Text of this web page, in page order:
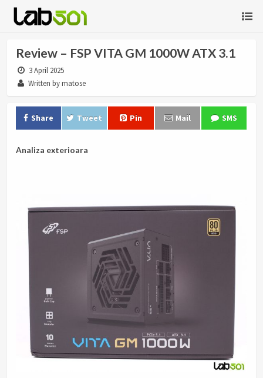
Review – FSP VITA GM 1000W ATX 3.1
3 April 2025
Written by matose
Share Tweet Pin Mail SMS
Analiza exterioara